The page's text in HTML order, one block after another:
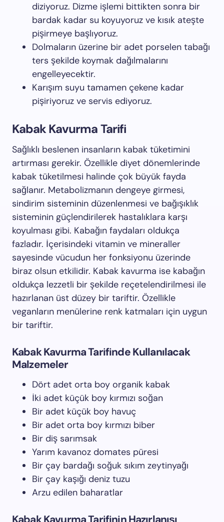
diziyoruz. Dizme işlemi bittikten sonra bir
bardak kadar su koyuyoruz ve kısık ateşte
pişirmeye başlıyoruz.
Dolmaların üzerine bir adet porselen tabağı
ters şekilde koymak dağılmalarını
engelleyecektir.
Karışım suyu tamamen çekene kadar
pişiriyoruz ve servis ediyoruz.
Kabak Kavurma Tarifi
Sağlıklı beslenen insanların kabak tüketimini
artırması gerekir. Özellikle diyet dönemlerinde
kabak tüketilmesi halinde çok büyük fayda
sağlanır. Metabolizmanın dengeye girmesi,
sindirim sisteminin düzenlenmesi ve bağışıklık
sisteminin güçlendirilerek hastalıklara karşı
koyulması gibi. Kabağın faydaları oldukça
fazladır. İçerisindeki vitamin ve mineraller
sayesinde vücudun her fonksiyonu üzerinde
biraz olsun etkilidir. Kabak kavurma ise kabağın
oldukça lezzetli bir şekilde reçetelendirilmesi ile
hazırlanan üst düzey bir tariftir. Özellikle
veganların menülerine renk katmaları için uygun
bir tariftir.
Kabak Kavurma Tarifinde Kullanılacak
Malzemeler
Dört adet orta boy organik kabak
İki adet küçük boy kırmızı soğan
Bir adet küçük boy havuç
Bir adet orta boy kırmızı biber
Bir diş sarımsak
Yarım kavanoz domates püresi
Bir çay bardağı soğuk sıkım zeytinyağı
Bir çay kaşığı deniz tuzu
Arzu edilen baharatlar